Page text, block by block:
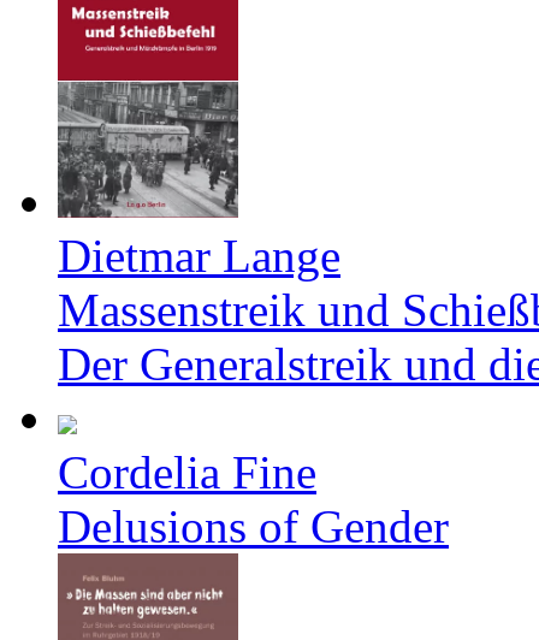
Dietmar Lange
Massenstreik und
Der Generalstreik und
Cordelia Fine
Delusions of Gender